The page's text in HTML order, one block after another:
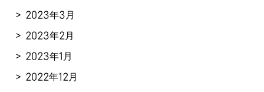
2023年3月
2023年2月
2023年1月
2022年12月